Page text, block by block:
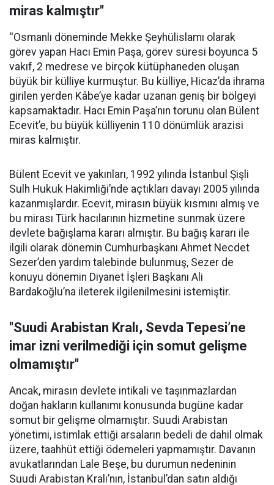
miras kalmıştır''
''Osmanlı döneminde Mekke Şeyhülislamı olarak
görev yapan Hacı Emin Paşa, görev süresi boyunca 5
vakıf, 2 medrese ve birçok kütüphaneden oluşan
büyük bir külliye kurmuştur. Bu külliye, Hicaz’da ihrama
girilen yerden Kâbe’ye kadar uzanan geniş bir bölgeyi
kapsamaktadır. Hacı Emin Paşa’nın torunu olan Bülent
Ecevit’e, bu büyük külliyenin 110 dönümlük arazisi
miras kalmıştır.
Bülent Ecevit ve yakınları, 1992 yılında İstanbul Şişli
Sulh Hukuk Hakimliği’nde açtıkları davayı 2005 yılında
kazanmışlardır. Ecevit, mirasın büyük kısmını almış ve
bu mirası Türk hacılarının hizmetine sunmak üzere
devlete bağışlama kararı almıştır. Bu bağış kararı ile
ilgili olarak dönemin Cumhurbaşkanı Ahmet Necdet
Sezer’den yardım talebinde bulunmuş, Sezer de
konuyu dönemin Diyanet İşleri Başkanı Ali
Bardakoğlu’na ileterek ilgilenilmesini istemiştir.
''Suudi Arabistan Kralı, Sevda Tepesi’ne
imar izni verilmediği için somut gelişme
olmamıştır''
Ancak, mirasın devlete intikali ve taşınmazlardan
doğan hakların kullanımı konusunda bugüne kadar
somut bir gelişme olmamıştır. Suudi Arabistan
yönetimi, istimlak ettiği arsaların bedeli de dahil olmak
üzere, taahhüt ettiği ödemeleri yapmamıştır. Davanın
avukatlarından Lale Beşe, bu durumun nedeninin
Suudi Arabistan Kralı’nın, İstanbul’dan satın aldığı